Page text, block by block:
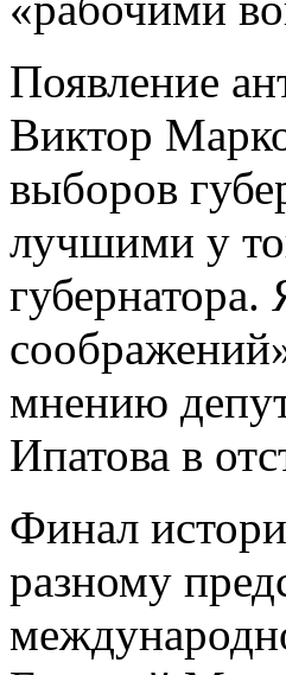
Появление
Виктор
выборов
лучшими у
губернатора.
мнению
Ипатова в
Финал
разному